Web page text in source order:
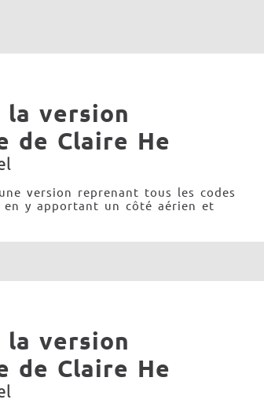
la version
de Claire He
version reprenant tous les codes
y apportant un côté aérien et
la version
de Claire He